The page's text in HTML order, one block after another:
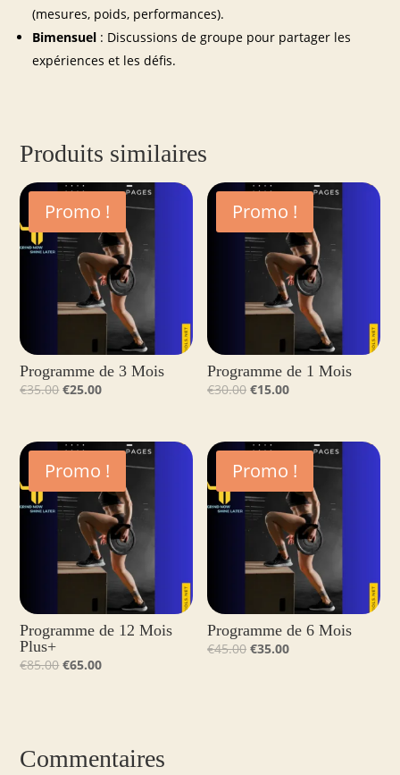
(mesures, poids, performances).
Bimensuel : Discussions de groupe pour partager les
expériences et les défis.
Produits similaires
Promo !
Programme de 3 Mois
€35.00Le
était :
€35.00.
€25.00Le
est :
€25.00.
Promo !
Programme de 1 Mois
€30.00 Le
était :
€30.00.
€15.00Le
est :
€15.00.
Promo !
Programme de 12 Mois
Plus+
€85.00Le
€65.00Le
€65.00.
Promo !
Programme de 6 Mois
€45.00 Le
€35.00Le
Commentaires